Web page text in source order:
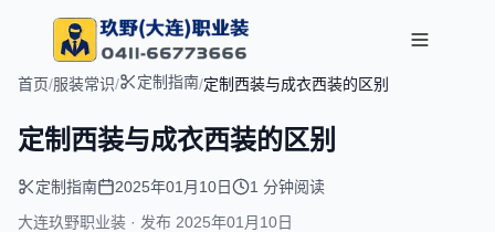
首页/服装常识/ 定制指南/定制西装与成衣西装的区别
定制西装与成衣西装的区别
定制指南 2025年01月10日
1 分钟阅读
大连玖野职业装 · 发布 2025年01月10日